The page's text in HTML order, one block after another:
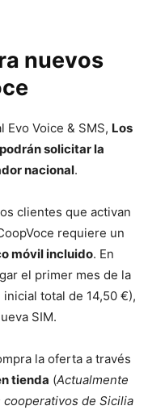
nuevos
Evo Voice & SMS, Los
solicitar la
nacional.
clientes que activan
requiere un
móvil incluido. En
el primer mes de la
total de 14,50 €),
SIM.
la oferta a través
tienda (Actualmente
de Sicilia